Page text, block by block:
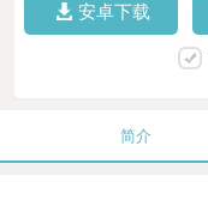
安卓下载
简介